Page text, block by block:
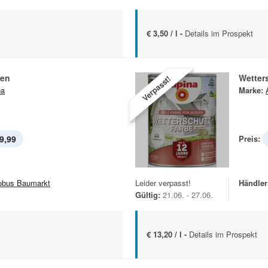
€ 3,50 / l - Details im Prospekt
Baumarkt
Verpasst! Marke:
Preis:
Leider verpasst!
Gültig: 21.06. - 27.06.
€ 13,20 / l - Details im Prospekt